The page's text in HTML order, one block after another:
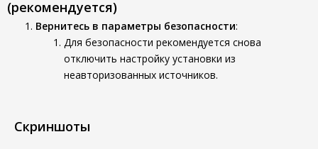
(рекомендуется)
Вернитесь в параметры безопасности:
Для безопасности рекомендуется снова
отключить настройку установки из
неавторизованных источников.
Скриншоты